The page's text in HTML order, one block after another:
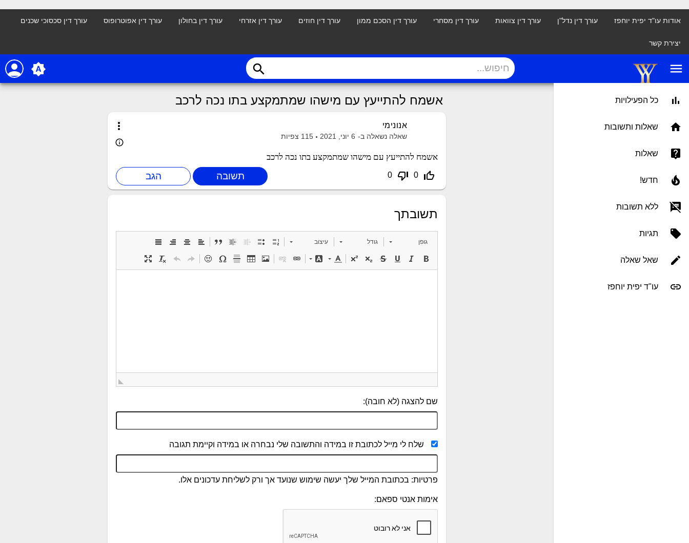
אודות עו"ד יפית יוחפז עורך דין נדל"ן עורך דין צוואות עורך דין מסחרי עורך דין הסכם ממון עורך דין חוזים עורך דין אזרחי עורך דין בחולון עורך דין אפוטרופוס עורך דין סכסוכי שכנים
יצירת קשר
menu
person search
brightness_auto
כל הפעילויות
שאלות ותשובות
שאלות
חדש!
ללא תשובות
תגיות
שאל שאלה
עו"ד יפית יוחפז
אשמח להתייעץ עם מישהו שמתמקצע בתו נכה לרכב
more_vert אנונימי
שאלה נשאלה ב- 6 יוני, 2021 115 צפיות
info_outline
אשמח להתייעץ עם מישהו שמתמקצע בתו נכה לרכב
thumb_up_off_alt
0
thumb_down_off_alt
0
תשובתך
גופן גודל עיצוב
שם להצגה (לא חובה):
שלח לי מייל לכתובת זו במידה והתשובה שלי נבחרה או במידה וקיימת תגובה
פרטיות: בכתובת המייל שלך יעשה שימוש שנועד אך ורק לשליחת עדכונים אלו.
אימות אנטי ספאם: